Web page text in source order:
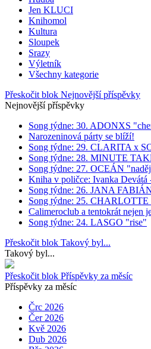
Jen KLUCI
Knihomol
Kultura
Sloupek
Srazy
Výletník
Všechny kategorie
Přeskočit blok Nejnovější příspěvky
Nejnovější příspěvky
Song týdne: 30. ADONXS
Narozeninová párty se blíží!
Song týdne: 29. CLARITA x
Song týdne: 28. MINUTE
Song týdne: 27. OCEÁN
Kniha v poličce: Ivanka Devátá
Song týdne: 26. JANA
Song týdne: 25.
Calimeroclub a tentokrát nejen
Song týdne: 24. LASGO "rise"
Přeskočit blok Takový byl...
Takový byl...
Přeskočit blok Příspěvky za měsíc
Příspěvky za měsíc
Črc 2026
Čer 2026
Kvě 2026
Dub 2026